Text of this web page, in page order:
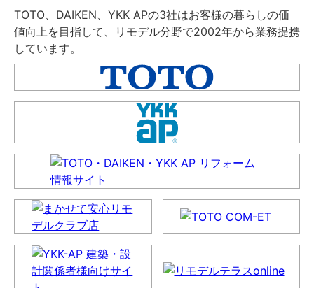
TOTO、DAIKEN、YKK APの3社はお客様の暮らしの価
値向上を目指して、リモデル分野で2002年から業務提携
しています。